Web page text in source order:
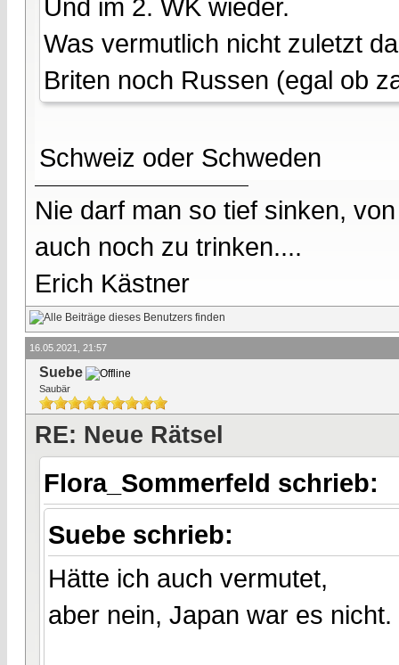
Und im 2. WK wieder.
Was vermutlich nicht zuletzt
Briten noch Russen (egal ob
Schweiz oder Schweden
Nie darf man so tief sinken,
auch noch zu trinken....
Erich Kästner
16.05.2021, 21:57
Suebe
Saubär
RE: Neue Rätsel
Flora_Sommerfeld schrieb:
Suebe schrieb:
Hätte ich auch vermutet,
aber nein, Japan war es nicht.